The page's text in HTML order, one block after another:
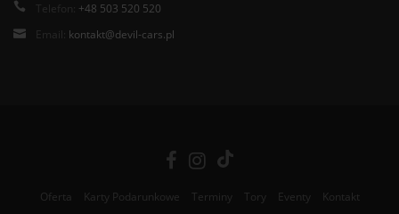
Telefon: +48 503 520 520
Email: kontakt@devil-cars.pl
Oferta Karty Podarunkowe Terminy Tory Eventy Kontakt